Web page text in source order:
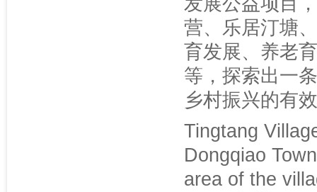
营、乐居汀塘
育发展、养老
等，探索出一
乡村振兴的有
Tingtang
Dongqiao
area of the